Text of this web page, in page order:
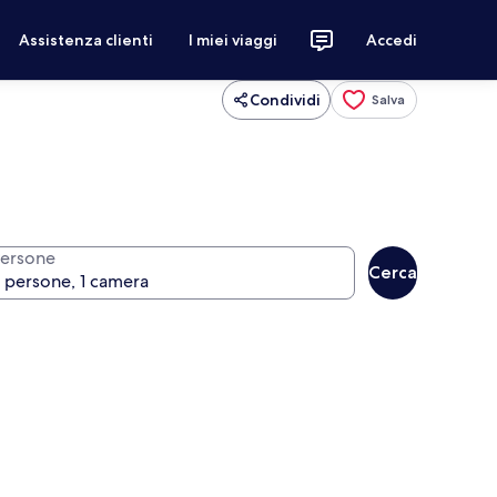
Assistenza clienti I miei viaggi Accedi
Condividi Salva
Cerca